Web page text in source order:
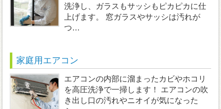
洗浄し、ガラスもサッシもピカピカに仕
上げます。 窓ガラスやサッシは汚れが
つ…
家庭用エアコン
エアコンの内部に溜まったカビやホコリ
を高圧洗浄で一掃します！ エアコンの吹
き出し口の汚れやニオイが気になった